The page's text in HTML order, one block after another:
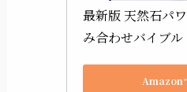
最新版 天然石パ
み合わせバイブル
Amazon